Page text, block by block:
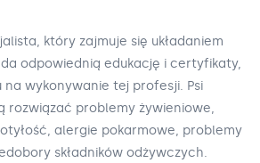
który zajmuje się układaniem
odpowiednią edukację i certyfikaty,
na wykonywanie tej profesji. Psi
rozwiązać problemy żywieniowe,
alergie pokarmowe, problemy
składników odżywczych.